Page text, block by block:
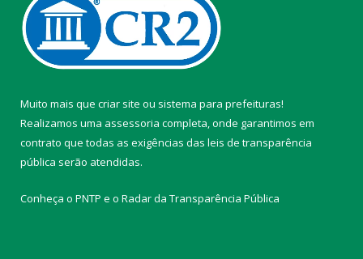
Muito mais que criar site ou sistema para prefeituras!
Realizamos uma assessoria completa, onde garantimos em
contrato que todas as exigências das leis de transparência
pública serão atendidas.
Conheça o PNTP e o Radar da Transparência Pública